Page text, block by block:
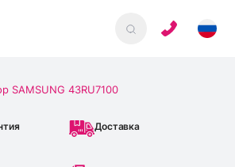
SAMSUNG 43RU7100
Доставка